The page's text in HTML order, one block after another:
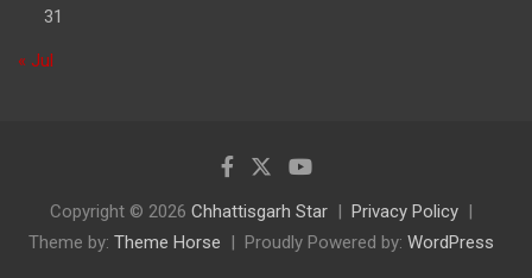
31
« Jul
Copyright © 2026 Chhattisgarh Star
Privacy Policy
Theme by: Theme Horse Proudly Powered by: WordPress